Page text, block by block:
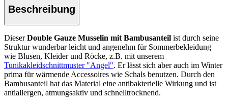
Beschreibung
DieserDouble Gauze Musselin mit Bambusanteil ist durch seine
Struktur wunderbar leicht und angenehm für Sommerbekleidung
wie Blusen, Kleider und Röcke, z.B. mit unserem
Tunikakleidschnittmuster "Angel". Er lässt sich aber auch im Winter
prima für wärmende Accessoires wie Schals benutzen. Durch den
Bambusanteil hat das Material eine antibakterielle Wirkung und ist
antiallergen, atmungsaktiv und schnelltrocknend.